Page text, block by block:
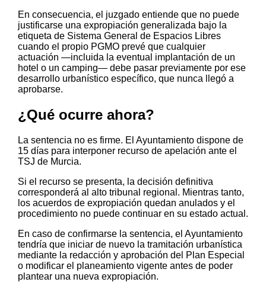
En consecuencia, el juzgado entiende que no puede
justificarse una expropiación generalizada bajo la
etiqueta de Sistema General de Espacios Libres
cuando el propio PGMO prevé que cualquier
actuación —incluida la eventual implantación de un
hotel o un camping— debe pasar previamente por ese
desarrollo urbanístico específico, que nunca llegó a
aprobarse.
¿Qué ocurre ahora?
La sentencia no es firme. El Ayuntamiento dispone de
15 días para interponer recurso de apelación ante el
TSJ de Murcia.
Si el recurso se presenta, la decisión definitiva
corresponderá al alto tribunal regional. Mientras tanto,
los acuerdos de expropiación quedan anulados y el
procedimiento no puede continuar en su estado actual.
En caso de confirmarse la sentencia, el Ayuntamiento
tendría que iniciar de nuevo la tramitación urbanística
mediante la redacción y aprobación del Plan Especial
o modificar el planeamiento vigente antes de poder
plantear una nueva expropiación.